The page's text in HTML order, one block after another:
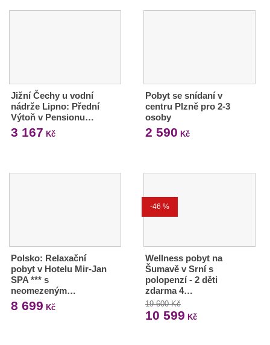
Jižní Čechy u vodní
nádrže Lipno: Přední
Výtoň v Pensionu…
3 167 Kč
Pobyt se snídaní v
centru Plzně pro 2-3
osoby
2 590 Kč
Polsko: Relaxační
pobyt v Hotelu Mir-Jan
SPA *** s
neomezeným…
8 699 Kč
-46 %
Wellness pobyt na
Šumavě v Srní s
polopenzí - 2 děti
zdarma 4…
19 600 Kč
10 599 Kč